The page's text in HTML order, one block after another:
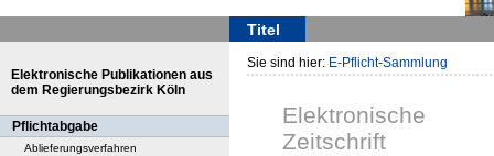
Titel
Elektronische Publikationen aus
dem Regierungsbezirk Köln
Pflichtabgabe
Ablieferungsverfahren
Sie sind hier: E-Pflicht-Sammlung
Elektronische
Zeitschrift